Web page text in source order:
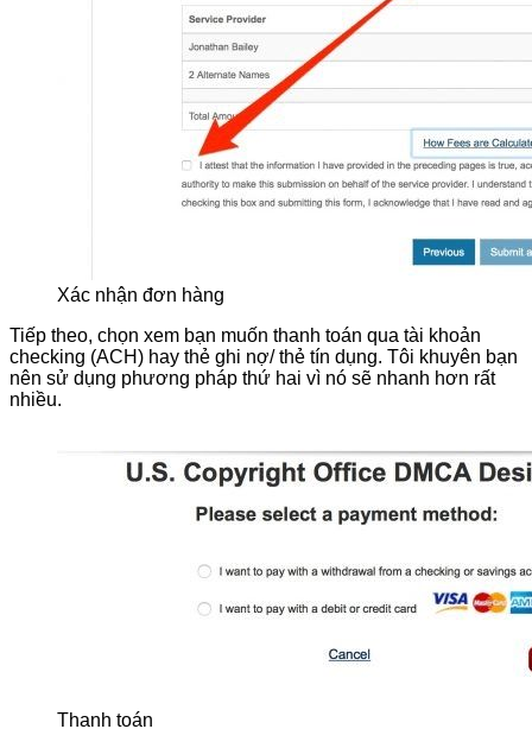
Xác nhận đơn hàng
Tiếp theo, chọn xem bạn muốn thanh toán qua tài khoản
checking (ACH) hay thẻ ghi nợ/ thẻ tín dụng. Tôi khuyên bạn
nên sử dụng phương pháp thứ hai vì nó sẽ nhanh hơn rất
nhiều.
Thanh toán